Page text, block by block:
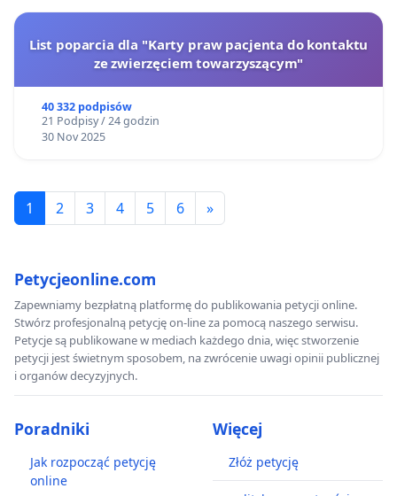
List poparcia dla "Karty praw pacjenta do kontaktu
ze zwierzęciem towarzyszącym"
40 332 podpisów
21 Podpisy / 24 godzin
30 Nov 2025
1 2 3 4 5 6 »
Petycjeonline.com
Zapewniamy bezpłatną platformę do publikowania petycji online.
Stwórz profesjonalną petycję on-line za pomocą naszego serwisu.
Petycje są publikowane w mediach każdego dnia, więc stworzenie
petycji jest świetnym sposobem, na zwrócenie uwagi opinii publicznej
i organów decyzyjnych.
Poradniki
Jak rozpocząć petycję
online
Więcej
Złóż petycję